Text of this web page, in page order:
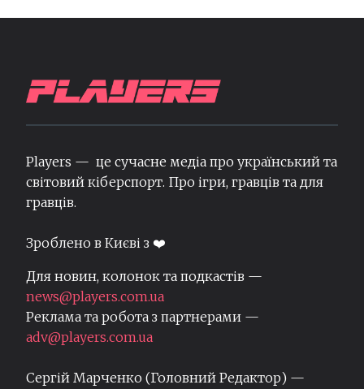
Players — це сучасне медіа про український та
світовий кіберспорт. Про ігри, гравців та для
гравців.
Зроблено в Києві з ❤️
Для новин, колонок та подкастів —
news@players.com.ua
Реклама та робота з партнерами —
adv@players.com.ua
Сергій Марченко (Головний Редактор) —